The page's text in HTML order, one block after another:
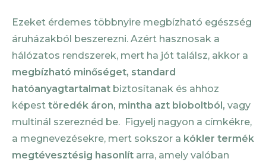
Ezeket érdemes többnyire megbízható egészség
áruházakból beszerezni. Azért hasznosak a
hálózatos rendszerek, mert ha jót találsz, akkor a
megbízható minőséget, standard
hatóanyagtartalmat biztosítanak és ahhoz
képest töredék áron, mintha azt bioboltból, vagy
multinál szereznéd be. Figyelj nagyon a címkékre,
a megnevezésekre, mert sokszor a kókler termék
megtévesztésig hasonlít arra, amely valóban